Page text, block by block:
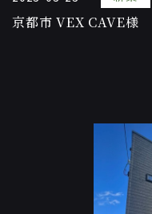
京都市 VEX CAVE様